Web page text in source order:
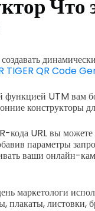
Что
TIGER QR Code
функцией UTM вам
конструкторы
кода URL вы можете
параметры
ваши онлайн-
маркетологи
плакаты, листовки,